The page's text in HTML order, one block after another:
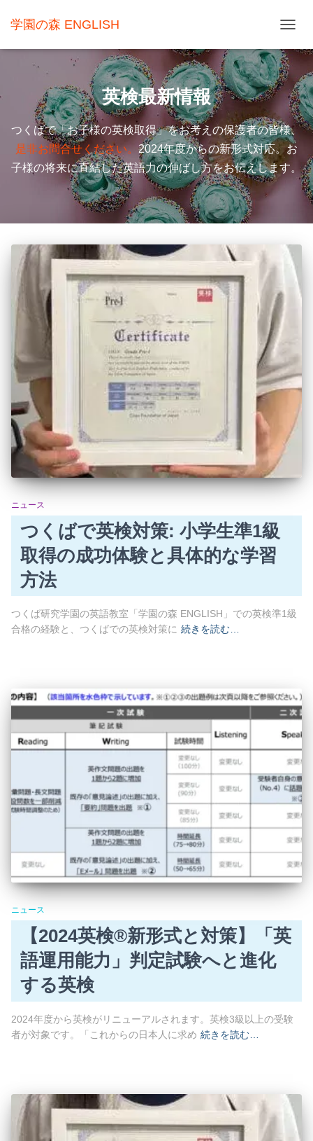
学園の森 ENGLISH
ビ
ゲ
ー
シ
ョ
を
り
替
え
英検最新情報
つくばで「お子様の英検取得」をお考えの保護者の皆様、
是非お問合せください。 2024年度からの新形式対応。お
子様の将来に直結した英語力の伸ばし方をお伝えします。
ニュース
つくばで英検対策: 小学生準1級
取得の成功体験と具体的な学習
方法
つくば研究学園の英語教室「学園の森 ENGLISH」での英検準1級
合格の経験と、つくばでの英検対策に 続きを読む…
ニュース
【2024英検®新形式と対策】「英
語運用能力」判定試験へと進化
する英検
2024年度から英検がリニューアルされます。英検3級以上の受験
者が対象です。「これからの日本人に求め 続きを読む…